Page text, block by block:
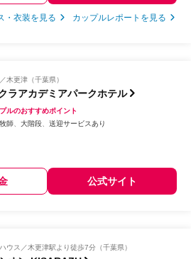
・衣装を見る カップルレポートを見る
木更津（千葉県）
ラアカデミアパークホテル
ルのおすすめポイント
師
大階段 送迎サービスあり
公式サイト
ウス 木更津駅より徒歩7分（千葉県）